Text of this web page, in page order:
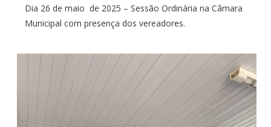
Dia 26 de maio de 2025 – Sessão Ordinária na Câmara
Municipal com presença dos vereadores.